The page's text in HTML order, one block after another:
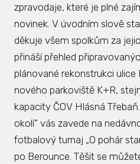
zpravodaje, které je plné
novinek. V úvodním slově
děkuje všem spolkům za
přináší přehled
plánované rekonstrukci
nového parkoviště K+R,
kapacity ČOV Hlásná
okolí” vás zavede na
fotbalový turnaj „O pohár
po Berounce. Těšit se